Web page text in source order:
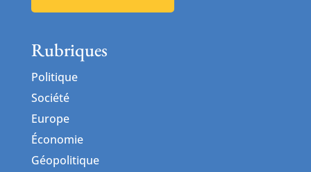
Rubriques
Politique
Société
Europe
Économie
Géopolitique